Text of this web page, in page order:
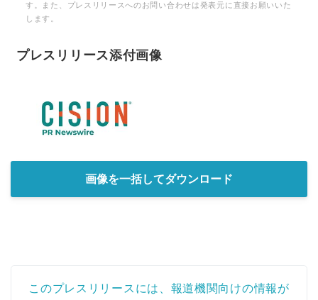
す。また、プレスリリースへのお問い合わせは発表元に直接お願いいた
します。
プレスリリース添付画像
画像を一括してダウンロード
このプレスリリースには、報道機関向けの情報が